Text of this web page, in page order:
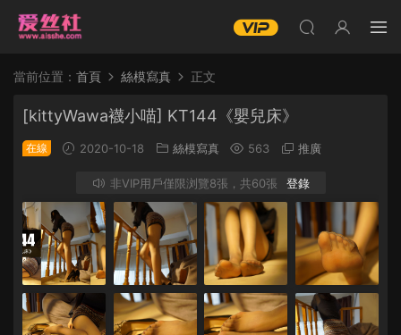
當前位置： 首頁 絲模寫真 正文
[kittyWawa襪小喵] KT144《嬰兒床》
在線 2020-10-18 絲模寫真 563 推廣
非VIP用戶僅限浏覽8張，共60張 登錄